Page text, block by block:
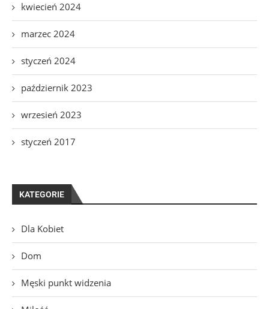
kwiecień 2024
marzec 2024
styczeń 2024
październik 2023
wrzesień 2023
styczeń 2017
KATEGORIE
Dla Kobiet
Dom
Męski punkt widzenia